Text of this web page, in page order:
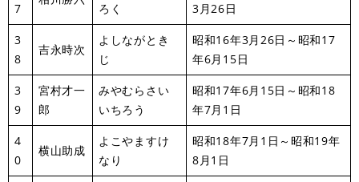
7 ろく 3月26日
3
8
吉永時次
よしながとき
じ
昭和16年3月26日～昭和17
年6月15日
3
9
宮村才一
郎
みやむらさい
いちろう
昭和17年6月15日～昭和18
年7月1日
4
0
横山助成
よこやますけ
なり
昭和18年7月1日～昭和19年
8月1日